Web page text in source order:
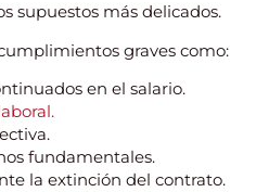
supuestos más delicados.
graves como:
en el salario.
fundamentales.
la extinción del contrato.